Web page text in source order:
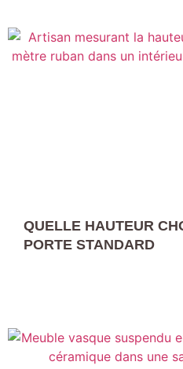
QUELLE HAUTEUR
PORTE STANDARD